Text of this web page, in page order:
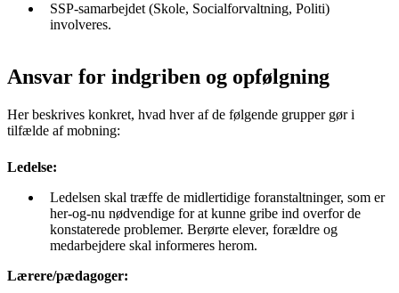
SSP-samarbejdet (Skole, Socialforvaltning, Politi)
involveres.
Ansvar for indgriben og opfølgning
Her beskrives konkret, hvad hver af de følgende grupper gør i
tilfælde af mobning:
Ledelse:
Ledelsen skal træffe de midlertidige foranstaltninger, som er
her-og-nu nødvendige for at kunne gribe ind overfor de
konstaterede problemer. Berørte elever, forældre og
medarbejdere skal informeres herom.
Lærere/pædagoger: